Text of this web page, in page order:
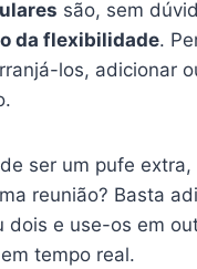
são, sem
da flexibilidade.
los, adicionar
ser um pufe
reunião? Basta
dois e use-os em
tempo real.